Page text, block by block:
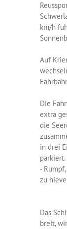
km/h
Auf
Die
extra
die
in drei
-
zu
Das
breit,